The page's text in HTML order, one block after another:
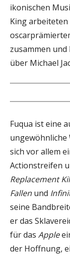
ikonischen
King
zusammen und
über Michael
Fuqua ist eine
ungewöhnliche
sich vor allem
Actionstreifen
Replacement
Fallen und
seine
er das
für das Apple
der Hoffnung,